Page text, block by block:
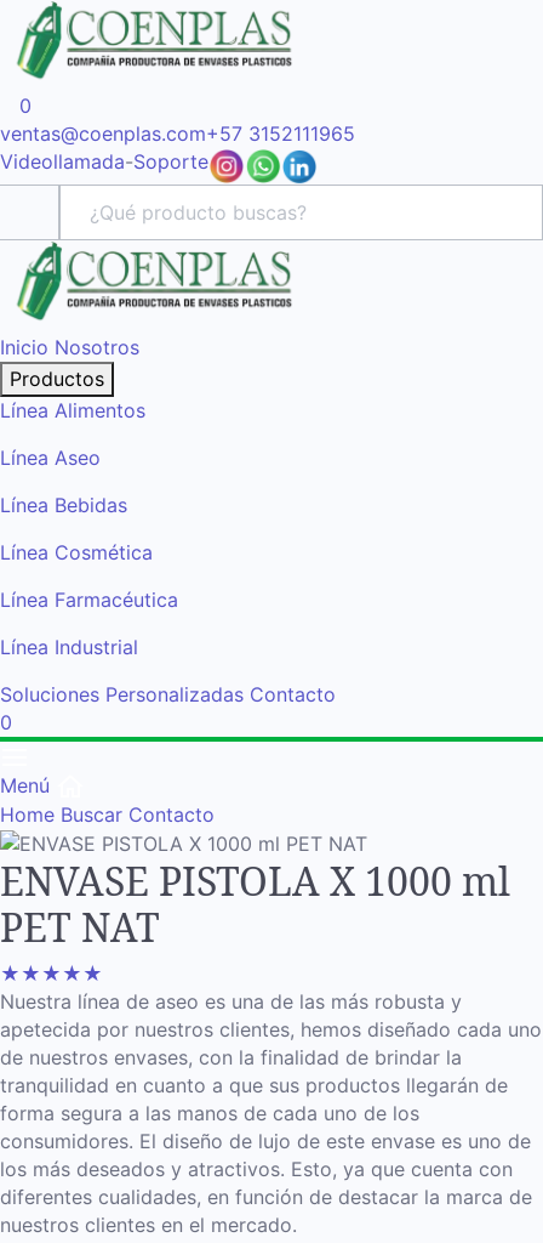
0
ventas@coenplas.com+57 3152111965
Videollamada-Soporte
Inicio Nosotros
Productos
Línea Alimentos
Línea Aseo
Línea Bebidas
Línea Cosmética
Línea Farmacéutica
Línea Industrial
Soluciones Personalizadas Contacto
0
Menú
Home Buscar Contacto
ENVASE PISTOLA X 1000 ml
PET NAT
★ ★ ★ ★ ★
Nuestra línea de aseo es una de las más robusta y
apetecida por nuestros clientes, hemos diseñado cada uno
de nuestros envases, con la finalidad de brindar la
tranquilidad en cuanto a que sus productos llegarán de
forma segura a las manos de cada uno de los
consumidores. El diseño de lujo de este envase es uno de
los más deseados y atractivos. Esto, ya que cuenta con
diferentes cualidades, en función de destacar la marca de
nuestros clientes en el mercado.